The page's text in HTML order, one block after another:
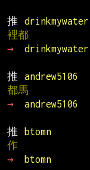
推
drinkmywater
裡都
→
drinkmywater
推
andrew5106
都馬
→
andrew5106
推
btomn
作
→
btomn